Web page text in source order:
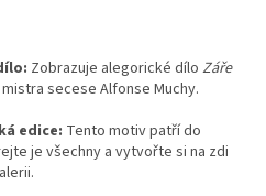
Zobrazuje alegorické dílo Záře
secese Alfonse Muchy.
edice: Tento motiv patří do
je všechny a vytvořte si na zdi